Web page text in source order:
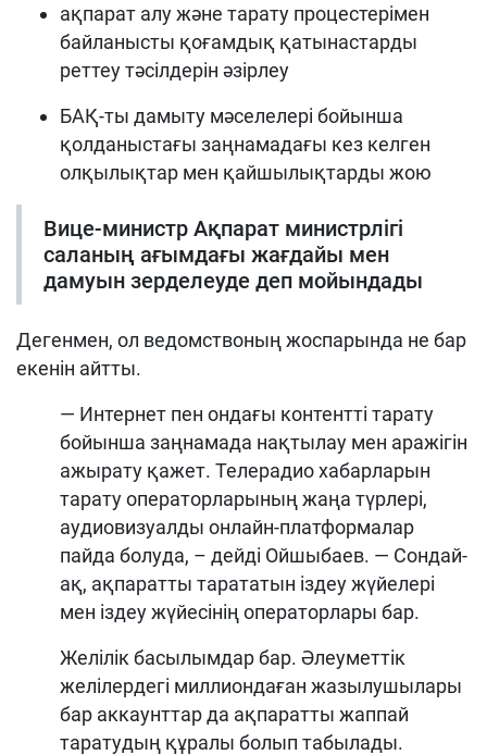
ақпарат алу және тарату процестерімен
байланысты қоғамдық қатынастарды
реттеу тәсілдерін әзірлеу
БАҚ-ты дамыту мәселелері бойынша
қолданыстағы заңнамадағы кез келген
олқылықтар мен қайшылықтарды жою
Вице-министр Ақпарат министрлігі
саланың ағымдағы жағдайы мен
дамуын зерделеуде деп мойындады
Дегенмен, ол ведомствоның жоспарында не бар
екенін айтты.
— Интернет пен ондағы контентті тарату
бойынша заңнамада нақтылау мен аражігін
ажырату қажет. Телерадио хабарларын
тарату операторларының жаңа түрлері,
аудиовизуалды онлайн-платформалар
пайда болуда, – дейді Ойшыбаев. — Сондай-
ақ, ақпаратты тарататын іздеу жүйелері
мен іздеу жүйесінің операторлары бар.
Желілік басылымдар бар. Әлеуметтік
желілердегі миллиондаған жазылушылары
бар аккаунттар да ақпаратты жаппай
таратудың құралы болып табылады.